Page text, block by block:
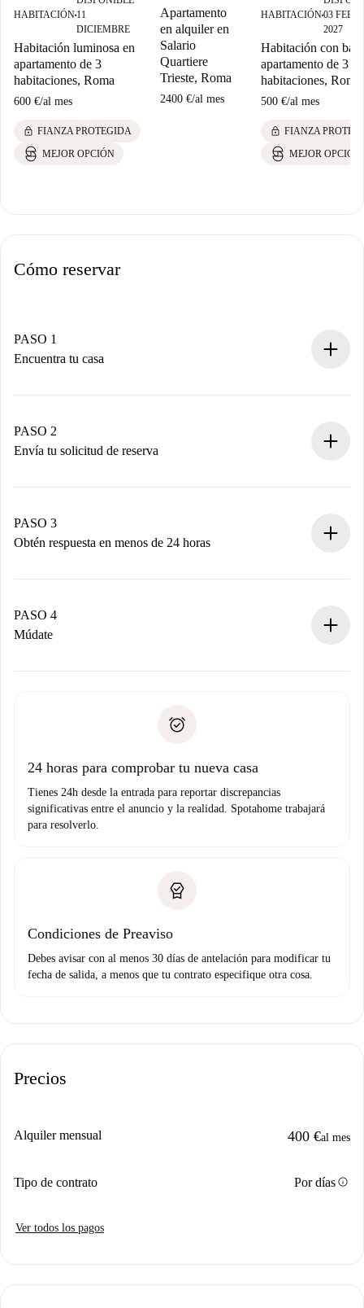
HABITACIÓN■11
DICIEMBRE
Habitación luminosa en
apartamento de 3
habitaciones, Roma
600 €/al mes
lock FIANZA PROTEGIDA
MEJOR OPCIÓN
Apartamento
en alquiler en
Salario
Quartiere
Trieste, Roma
2400 €/al mes
HABITACIÓN■03
2027
Habitación con
apartamento de 3
habitaciones, Roma
500 €/al mes
lock FIANZA
MEJOR OPCIÓN
Cómo reservar
PASO 1
Encuentra tu casa
Tienes toda la información necesaria por adelantado.
PASO 2
Envía tu solicitud de reserva
propietario acepte.
PASO 3
Obtén respuesta en menos de 24 horas
contacto con el propietario.
Si es rechazada: No te haremos ningún cargo y te
Prueba de solvencia
PASO 4
Múdate
no nos comunicas ningún problema.
24 horas para comprobar tu nueva casa
Tienes 24h desde la entrada para reportar discrepancias
significativas entre el anuncio y la realidad. Spotahome trabajará
para resolverlo.
Condiciones de Preaviso
Debes avisar con al menos 30 días de antelación para modificar tu
fecha de salida, a menos que tu contrato especifique otra cosa.
Precios
Alquiler mensual 400 €al mes
Tipo de contrato Por díasinfo
Ver todos los pagos